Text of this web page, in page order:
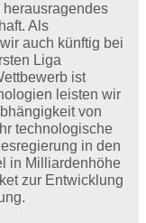
Als
auch künftig bei
Liga
ist
leisten wir
von
technologische
in den
in Milliardenhöhe
zur Entwicklung